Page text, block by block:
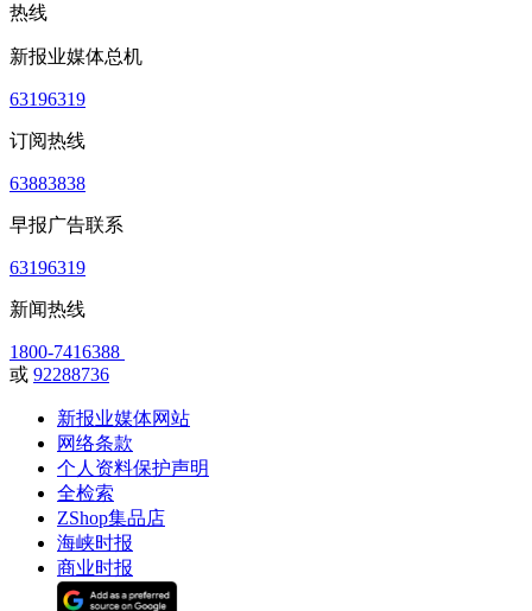
热线
新报业媒体总机
63196319
订阅热线
63883838
早报广告联系
63196319
新闻热线
1800-7416388
或 92288736
新报业媒体网站
网络条款
个人资料保护声明
全检索
ZShop集品店
海峡时报
商业时报